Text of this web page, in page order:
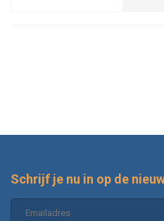
Schrijf je nu in op de